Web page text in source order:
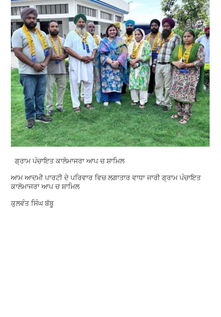
ਗ੍ਰਾਮ ਪੰਚਾਇਤ ਕਾਲੋਮਾਜਰਾ ਆਪ ਚ ਸ਼ਾਮਿਲ
ਆਮ ਆਦਮੀ ਪਾਰਟੀ ਦੇ ਪਰਿਵਾਰ ਵਿਚ ਲਗਾਤਾਰ ਵਾਧਾ ਜਾਰੀ ਗ੍ਰਾਮ ਪੰਚਾਇਤ
ਕਾਲੋਮਾਜਰਾ ਆਪ ਚ ਸ਼ਾਮਿਲ
ਕੁਲਵੰਤ ਸਿੰਘ ਬੱਬੂ